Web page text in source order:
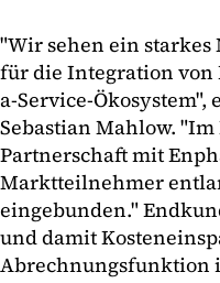
"Wir sehen ein
für die Integration von
a-Service-
Sebastian Mahlow.
Partnerschaft mit
Marktteilnehmer
eingebunden."
und damit
Abrechnungsfunktion